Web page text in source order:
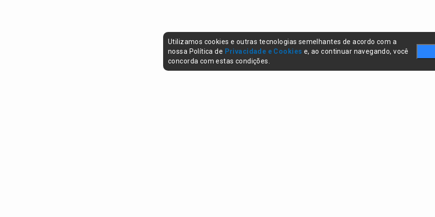
Utilizamos cookies e outras tecnologias semelhantes de acordo com a
nossa Política de Privacidade e Cookies e, ao continuar navegando, você
concorda com estas condições.